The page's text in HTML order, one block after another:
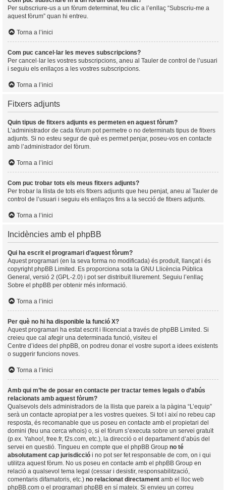
Per subscriure-us a un fòrum determinat, feu clic a l’enllaç “Subscriu-me a
aquest fòrum” quan hi entreu.
Torna a l’inici
Com puc cancel·lar les meves subscripcions?
Per cancel·lar les vostres subscripcions, aneu al Tauler de control de l’usuari
i seguiu els enllaços a les vostres subscripcions.
Torna a l’inici
Fitxers adjunts
Quin tipus de fitxers adjunts es permeten en aquest fòrum?
L’administrador de cada fòrum pot permetre o no determinats tipus de fitxers
adjunts. Si no esteu segur de què es permet penjar, poseu-vos en contacte
amb l’administrador del fòrum.
Torna a l’inici
Com puc trobar tots els meus fitxers adjunts?
Per trobar la llista de tots els fitxers adjunts que heu penjat, aneu al Tauler de
control de l’usuari i seguiu els enllaços fins a la secció de fitxers adjunts.
Torna a l’inici
Incidències amb el phpBB
Qui ha escrit el programari d’aquest fòrum?
Aquest programari (en la seva forma no modificada) és produït, llançat i és
copyright phpBB Limited . Es proporciona sota la GNU Llicència Pública
General, versió 2 (GPL-2.0) i pot ser distribuït lliurement. Seguiu l’enllaç
Sobre el phpBB per obtenir més informació.
Torna a l’inici
Per què no hi ha disponible la funció X?
Aquest programari ha estat escrit i llicenciat a través de phpBB Limited. Si
creieu que cal afegir una determinada funció, visiteu el
Centre d’idees del phpBB , on podreu donar el vostre suport a idees existents
o suggerir funcions noves.
Torna a l’inici
Amb qui m’he de posar en contacte per tractar temes legals o d’abús
relacionats amb aquest fòrum?
Qualsevols dels administradors de la llista que pareix a la pàgina “L’equip”
serà un contacte apropiat per a les vostres queixes. Si tot i així no rebeu cap
resposta, és recomanable que us poseu en contacte amb el propietari del
domini (feu una cerca whois) o, si el fòrum s’executa sobre un servei gratuït
(p.ex. Yahoo!, free.fr, f2s.com, etc.), la direcció o el departament d’abús del
servei en questió. Tingueu en compte que el phpBB Group no té
absolutament cap jurisdicció i no pot ser fet responsable de com, on i qui
utilitza aquest fòrum. No us poseu en contacte amb el phpBB Group en
relació a qualsevol tema legal (cessar i desistir, responsabilització,
comentaris difamatoris, etc.) no relacionat directament amb el lloc web
phpBB.com o el programari phpBB en sí mateix. Si envieu un correu